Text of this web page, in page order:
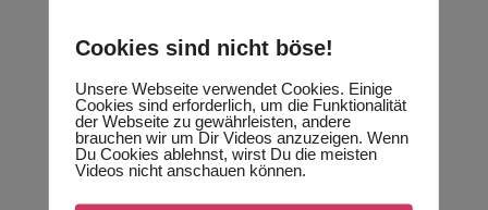
Cookies sind nicht böse!
Unsere Webseite verwendet Cookies. Einige
Cookies sind erforderlich, um die Funktionalität
der Webseite zu gewährleisten, andere
brauchen wir um Dir Videos anzuzeigen. Wenn
Du Cookies ablehnst, wirst Du die meisten
Videos nicht anschauen können.